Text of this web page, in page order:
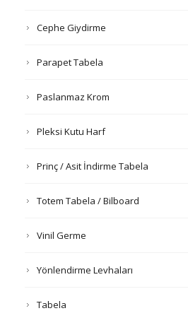
Cephe Giydirme
Parapet Tabela
Paslanmaz Krom
Pleksi Kutu Harf
Prinç / Asit İndirme Tabela
Totem Tabela / Bilboard
Vinil Germe
Yönlendirme Levhaları
Tabela